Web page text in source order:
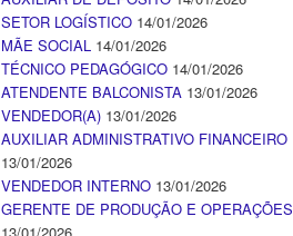
SETOR LOGÍSTICO 14/01/2026
MÃE SOCIAL 14/01/2026
TÉCNICO PEDAGÓGICO 14/01/2026
ATENDENTE BALCONISTA 13/01/2026
VENDEDOR(A) 13/01/2026
AUXILIAR ADMINISTRATIVO FINANCEIRO
13/01/2026
VENDEDOR INTERNO 13/01/2026
GERENTE DE PRODUÇÃO E OPERAÇÕES
13/01/2026